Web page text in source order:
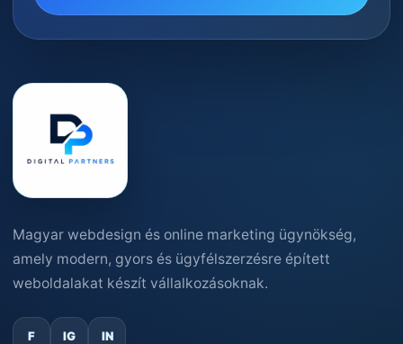
Magyar webdesign és online marketing ügynökség,
amely modern, gyors és ügyfélszerzésre épített
weboldalakat készít vállalkozásoknak.
F IG IN